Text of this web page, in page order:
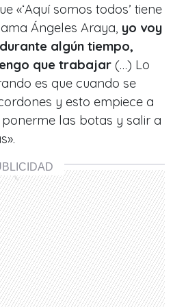
«‘Aquí somos todos’ tiene
Ángeles Araya, yo voy
algún tiempo,
que trabajar (…) Lo
es que cuando se
y esto empiece a
las botas y salir a